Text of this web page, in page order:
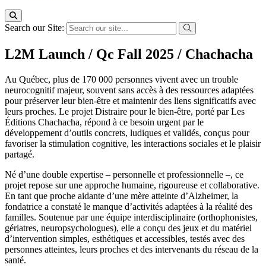
Search our Site:
L2M Launch / Qc Fall 2025 / Chachacha
Au Québec, plus de 170 000 personnes vivent avec un trouble
neurocognitif majeur, souvent sans accès à des ressources adaptées
pour préserver leur bien-être et maintenir des liens significatifs avec
leurs proches. Le projet Distraire pour le bien-être, porté par Les
Éditions Chachacha, répond à ce besoin urgent par le
développement d’outils concrets, ludiques et validés, conçus pour
favoriser la stimulation cognitive, les interactions sociales et le plaisir
partagé.
Né d’une double expertise – personnelle et professionnelle –, ce
projet repose sur une approche humaine, rigoureuse et collaborative.
En tant que proche aidante d’une mère atteinte d’Alzheimer, la
fondatrice a constaté le manque d’activités adaptées à la réalité des
familles. Soutenue par une équipe interdisciplinaire (orthophonistes,
gériatres, neuropsychologues), elle a conçu des jeux et du matériel
d’intervention simples, esthétiques et accessibles, testés avec des
personnes atteintes, leurs proches et des intervenants du réseau de la
santé.